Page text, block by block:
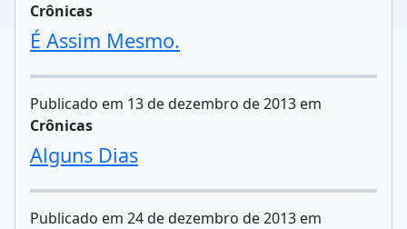
Crônicas
É Assim Mesmo.
Publicado em 13 de dezembro de 2013 em
Crônicas
Alguns Dias
Publicado em 24 de dezembro de 2013 em